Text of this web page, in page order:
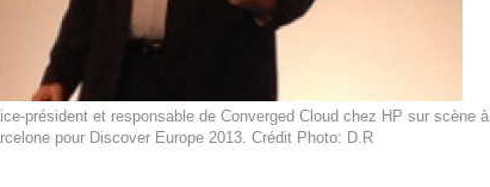
président et responsable de Converged Cloud chez HP sur scène à
pour Discover Europe 2013. Crédit Photo: D.R